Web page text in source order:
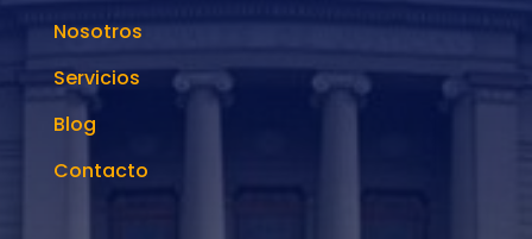
Nosotros
Servicios
Blog
Contacto